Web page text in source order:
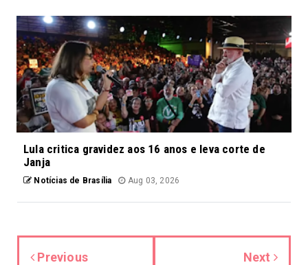
Lula critica gravidez aos 16 anos e leva corte de
Janja
Notícias de Brasília Aug 03, 2026
Previous Next